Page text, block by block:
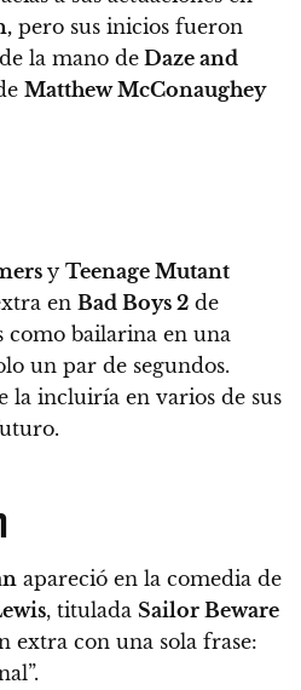
pero sus inicios fueron
la mano de Daze and
Matthew McConaughey
y Teenage Mutant
en Bad Boys 2 de
como bailarina en una
un par de segundos.
la incluiría en varios de sus
apareció en la comedia de
, titulada Sailor Beware
extra con una sola frase: